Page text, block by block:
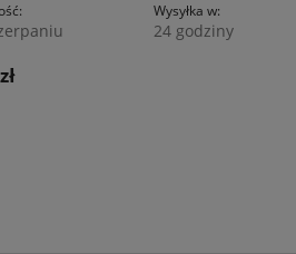
Wysyłka w:
24 godziny